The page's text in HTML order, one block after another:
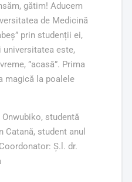
gătim! Aducem
de Medicină
prin studenții ei,
universitatea este,
”acasă”. Prima
magică la poalele
studentă
Catană, student anul
Ș.l. dr.